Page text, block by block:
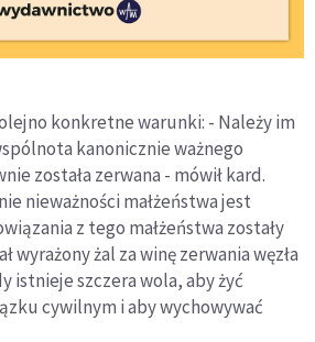
konkretne warunki: - Należy im
kanonicznie ważnego
została zerwana - mówił kard.
nieważności małżeństwa jest
z tego małżeństwa zostały
wyrażony żal za winę zerwania węzła
istnieje szczera wola, aby żyć
cywilnym i aby wychowywać